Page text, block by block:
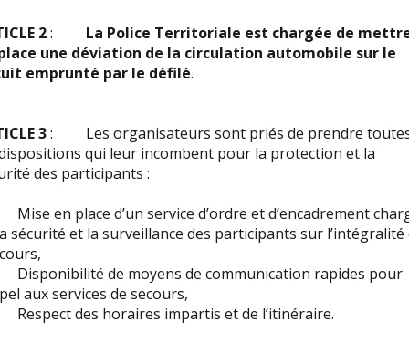
2: La Police Territoriale est chargée de
une déviation de la circulation automobile sur le
emprunté par le défilé.
3: Les organisateurs sont priés de prendre
qui leur incombent pour la protection et la
des participants :
en place d’un service d’ordre et d’encadrement
sécurité et la surveillance des participants sur l’intégralité
de moyens de communication rapides pour
aux services de secours,
des horaires impartis et de l’itinéraire.